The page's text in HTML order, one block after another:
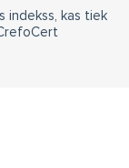
indekss, kas tiek